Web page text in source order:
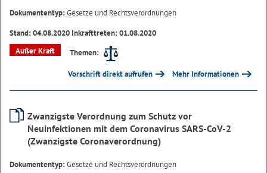
Dokumententyp:Gesetze und Rechtsverordnungen
Stand: 04.08.2020 Inkrafttreten: 01.08.2020
Außer Kraft
Themen:
Vorschrift direkt aufrufen Mehr Informationen
Zwanzigste Verordnung zum Schutz vor
Neuinfektionen mit dem Coronavirus SARS-CoV-2
(Zwanzigste Coronaverordnung)
Dokumententyp:Gesetze und Rechtsverordnungen